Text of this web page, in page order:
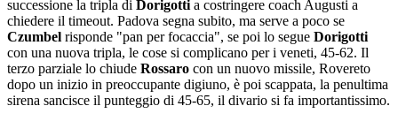
successione la tripla di Dorigotti a costringere coach Augusti a
chiedere il timeout. Padova segna subito, ma serve a poco se
Czumbel risponde "pan per focaccia", se poi lo segue Dorigotti
con una nuova tripla, le cose si complicano per i veneti, 45-62. Il
terzo parziale lo chiude Rossaro con un nuovo missile, Rovereto
dopo un inizio in preoccupante digiuno, è poi scappata, la penultima
sirena sancisce il punteggio di 45-65, il divario si fa importantissimo.